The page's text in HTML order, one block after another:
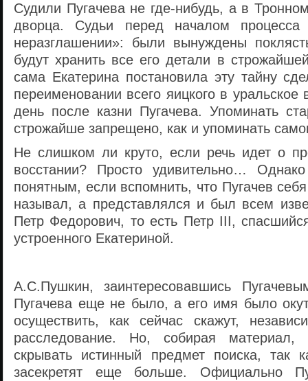
Судили Пугачева не где-нибудь, а в
дворца. Судьи перед началом
неразглашении»: были вынуждены
будут хранить все его детали в
сама Екатерина постановила эту тайну
переименовании всего яицкого в
день после казни Пугачева. Упоминать
строжайше запрещено, как и упоминать
Не слишком ли круто, если речь идет о
восстании? Просто удивительно…
понятным, если вспомнить, что Пугачев
называл, а представлялся и был всем
Петр Федорович, то есть Петр III,
устроенного Екатериной.
А.С.Пушкин, заинтересовавшись
Пугачева еще не было, а его имя было
осуществить, как сейчас скажут,
расследование. Но, собирая
скрывать истинный предмет поиска, так
засекретят еще больше. Официально